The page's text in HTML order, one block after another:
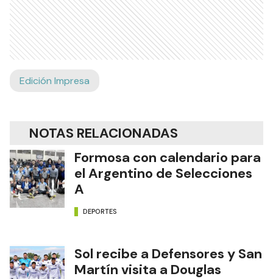
Edición Impresa
NOTAS RELACIONADAS
Formosa con calendario para
el Argentino de Selecciones
A
DEPORTES
Sol recibe a Defensores y San
Martín visita a Douglas